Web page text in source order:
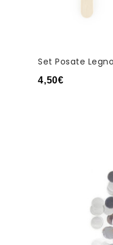
Set Posate
4,50€